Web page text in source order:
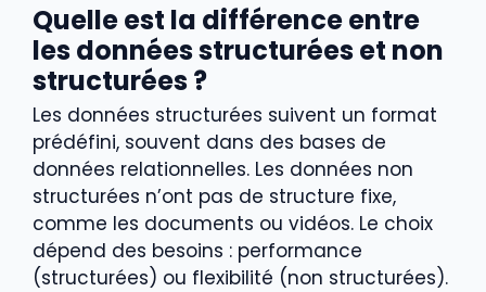
Quelle est la différence entre
les données structurées et non
structurées ?
Les données structurées suivent un format
prédéfini, souvent dans des bases de
données relationnelles. Les données non
structurées n’ont pas de structure fixe,
comme les documents ou vidéos. Le choix
dépend des besoins : performance
(structurées) ou flexibilité (non structurées).